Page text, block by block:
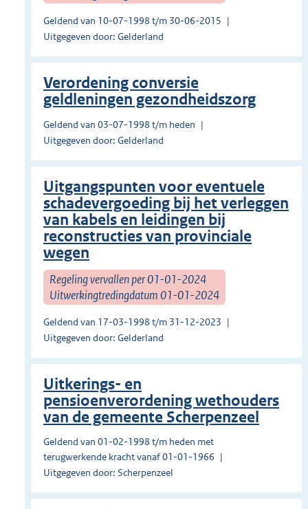
Geldend van 10-07-1998 t/m 30-06-2015
Uitgegeven door: Gelderland
Verordening conversie
geldleningen gezondheidszorg
Geldend van 03-07-1998 t/m heden
Uitgegeven door: Gelderland
Uitgangspunten voor eventuele
schadevergoeding bij het verleggen
van kabels en leidingen bij
reconstructies van provinciale
wegen
Regeling vervallen per 01-01-2024
Uitwerkingtredingdatum 01-01-2024
Geldend van 17-03-1998 t/m 31-12-2023
Uitgegeven door: Gelderland
Uitkerings- en
pensioenverordening wethouders
van de gemeente Scherpenzeel
Geldend van 01-02-1998 t/m heden met
terugwerkende kracht vanaf 01-01-1966
Uitgegeven door: Scherpenzeel